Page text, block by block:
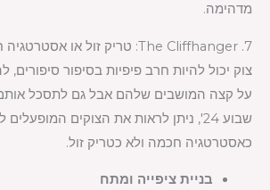
מדהימה.
7. The Cliffhanger: טריק זול או אסטרטגיה חכמה?
צוק יכול להיות חרב פיפיות בסיפור
על קצה המושבים שלהם אבל גם לתסכל
שבוע 24', ניתן לראות את הצוקים
כאסטרטגיה חכמה ולא כטריק זול.
בניית ציפייה ומתח